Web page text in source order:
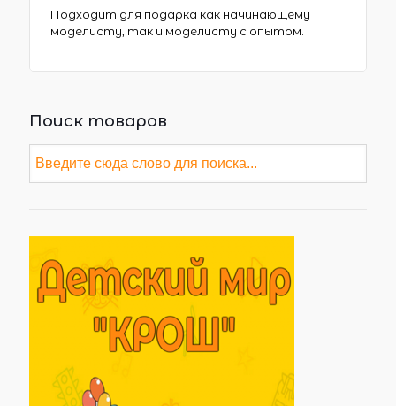
Подходит для подарка как начинающему
моделисту, так и моделисту с опытом.
Поиск товаров